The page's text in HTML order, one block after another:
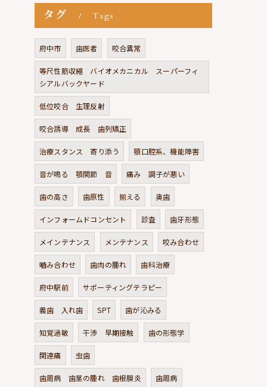
タグ Tags
府中市 歯医者 咬合異常
等尺性筋収縮 バイオメカニカル スーパーフィ
シアルバックヤード
低位咬合 生理反射
咬合誘導 成長 歯列矯正
治療スタンス 寄り添う 顎口腔系、機能障害
音が鳴る 顎関節 音 痛み 調子が悪い
歯の高さ 歯原性 揃える 奥歯
インフォームドコンセント 診査 歯牙形態
メインテナンス メンテナンス 咬み合わせ
嚙み合わせ 歯肉の腫れ 歯科治療
府中駅前 サポーティングテラピー
義歯 入れ歯 SPT 歯が沁みる
知覚過敏 干渉 早期接触 歯の形態学
関連痛 虫歯
歯周病 歯茎の腫れ 歯根膜炎 歯周病